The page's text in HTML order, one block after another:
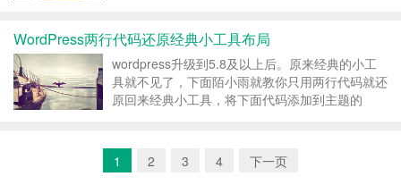
WordPress两行代码还原经典小工具布局
wordpress升级到5.8及以上后。原来经典的小工
具就不见了，下面陌小雨就教你只用两行代码就还
原回来经典小工具，将下面代码添加到主题的
'gutenberg_use_widgets_b...
1 2 3 4 下一页